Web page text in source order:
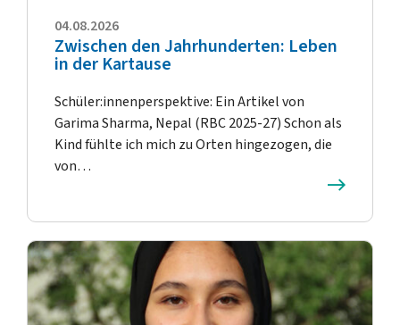
04.08.2026
Zwischen den Jahrhunderten: Leben
in der Kartause
Schüler:innenperspektive: Ein Artikel von
Garima Sharma, Nepal (RBC 2025-27) Schon als
Kind fühlte ich mich zu Orten hingezogen, die
von…